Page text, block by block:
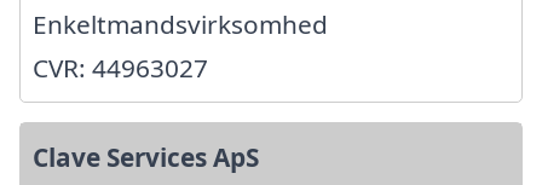
Enkeltmandsvirksomhed
CVR: 44963027
Clave Services ApS